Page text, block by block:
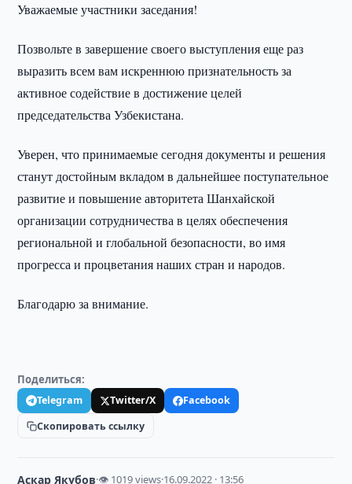
Уважаемые участники заседания!
Позвольте в завершение своего выступления еще раз
выразить всем вам искреннюю признательность за
активное содействие в достижение целей
председательства Узбекистана.
Уверен, что принимаемые сегодня документы и решения
станут достойным вкладом в дальнейшее поступательное
развитие и повышение авторитета Шанхайской
организации сотрудничества в целях обеспечения
региональной и глобальной безопасности, во имя
прогресса и процветания наших стран и народов.
Благодарю за внимание.
Поделиться:
Telegram Twitter/X
Facebook
Скопировать ссылку
Аскар Якубов·👁 1019 views·16.09.2022 · 13:56